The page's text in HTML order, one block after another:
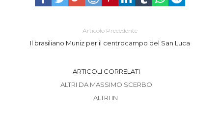
Articolo Precedente
Il brasiliano Muniz per il centrocampo del San Luca
ARTICOLI CORRELATI
ALTRI DA MASSIMO SCERBO
ALTRI IN